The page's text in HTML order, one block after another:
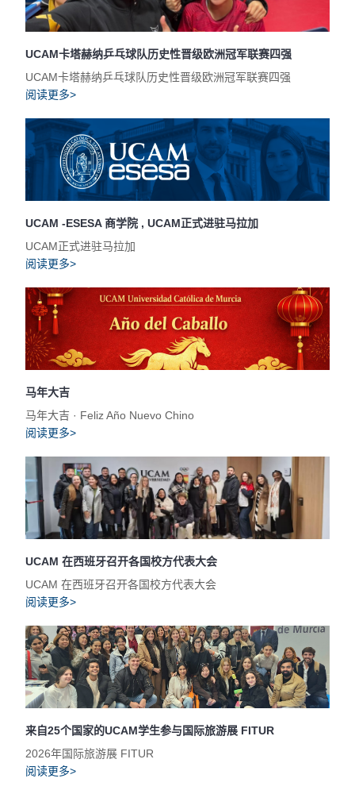
UCAM卡塔赫纳乒乓球队历史性晋级欧洲冠军联赛四强
UCAM卡塔赫纳乒乓球队历史性晋级欧洲冠军联赛四强
阅读更多>
UCAM -ESESA 商学院 , UCAM正式进驻马拉加
UCAM正式进驻马拉加
阅读更多>
马年大吉
马年大吉 · Feliz Año Nuevo Chino
阅读更多>
UCAM 在西班牙召开各国校方代表大会
UCAM 在西班牙召开各国校方代表大会
阅读更多>
来自25个国家的UCAM学生参与国际旅游展 FITUR
2026年国际旅游展 FITUR
阅读更多>